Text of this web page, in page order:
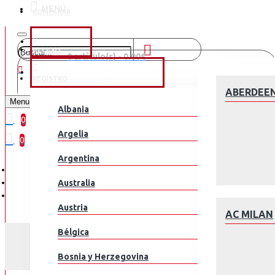
0 artículo(s) - 0.00€
CLUBES
AC MILAN
Albania
Argelia
Argentina
Australia
Austria
Bélgica
Bosnia y Herzegovina
ACCESO
Menu
0
0